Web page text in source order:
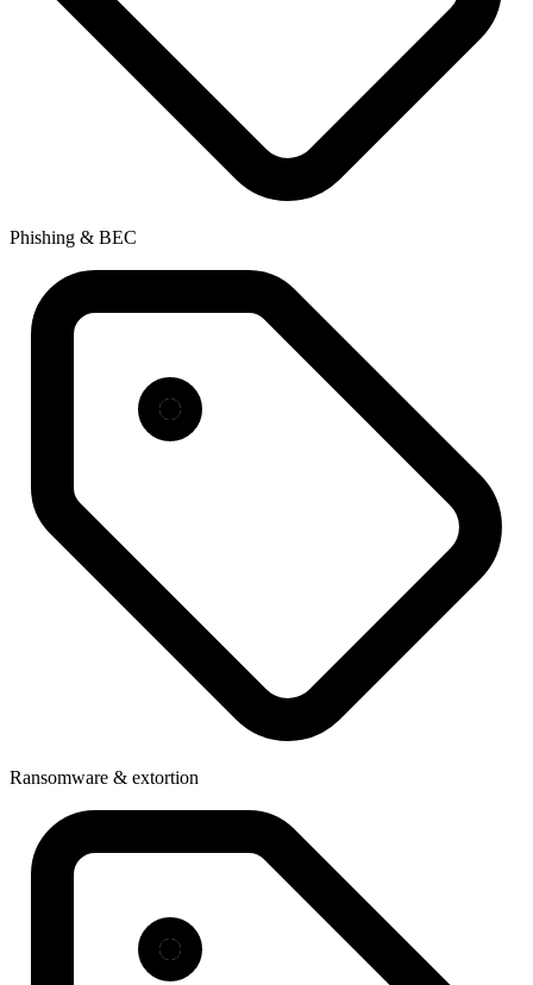
Phishing & BEC
Ransomware & extortion